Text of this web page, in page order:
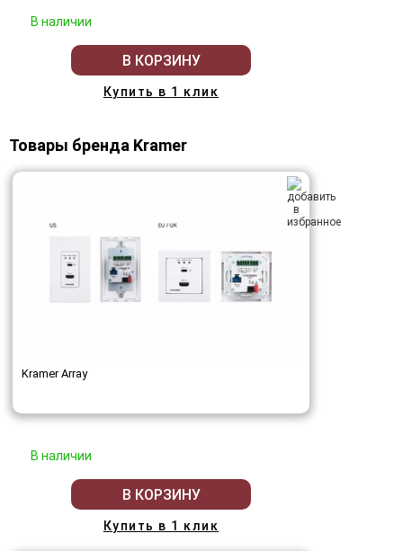
В наличии
В КОРЗИНУ
Купить в 1 клик
Товары бренда Kramer
Kramer Array
В наличии
В КОРЗИНУ
Купить в 1 клик